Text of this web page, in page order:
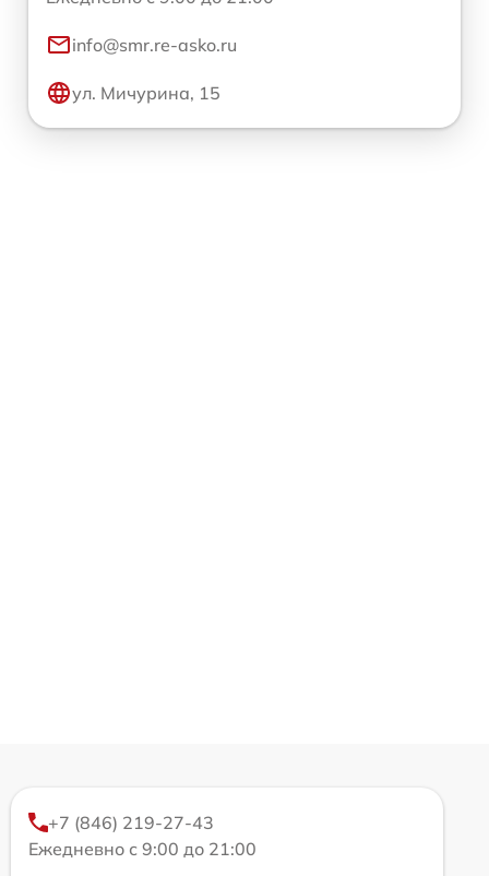
info@smr.re-asko.ru
ул. Мичурина, 15
+7 (846) 219-27-43
Ежедневно с 9:00 до 21:00